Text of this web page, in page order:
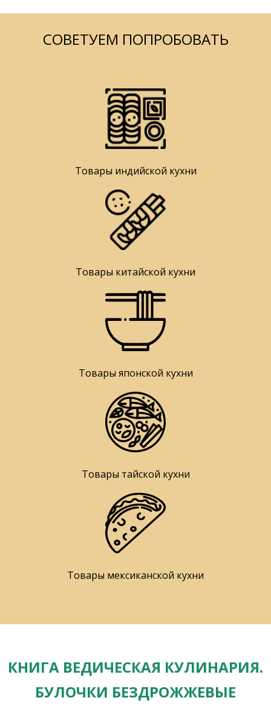
СОВЕТУЕМ ПОПРОБОВАТЬ
Товары индийской кухни
Товары китайской кухни
Товары японской кухни
Товары тайской кухни
Товары мексиканской кухни
КНИГА ВЕДИЧЕСКАЯ КУЛИНАРИЯ.
БУЛОЧКИ БЕЗДРОЖЖЕВЫЕ